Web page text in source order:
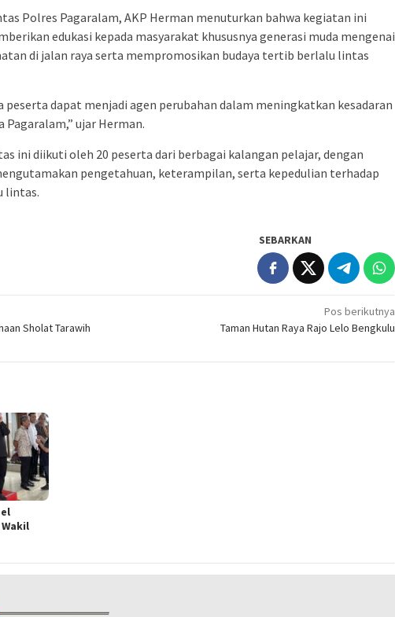
Polres Pagaralam, AKP Herman menuturkan bahwa kegiatan ini
edukasi kepada masyarakat khususnya generasi muda mengenai
di jalan raya serta mempromosikan budaya tertib berlalu lintas
peserta dapat menjadi agen perubahan dalam meningkatkan kesadaran
ujar Herman.
ini diikuti oleh 20 peserta dari berbagai kalangan pelajar, dengan
pengetahuan, keterampilan, serta kepedulian terhadap
lintas.
SEBARKAN
Sholat Tarawih
Pos berikutnya
Taman Hutan Raya Rajo Lelo Bengkulu